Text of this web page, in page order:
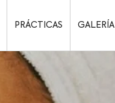
PRÁCTICAS GALERÍA